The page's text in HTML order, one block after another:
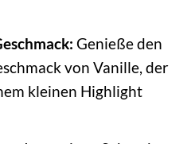
Genieße den
von Vanille, der
kleinen Highlight